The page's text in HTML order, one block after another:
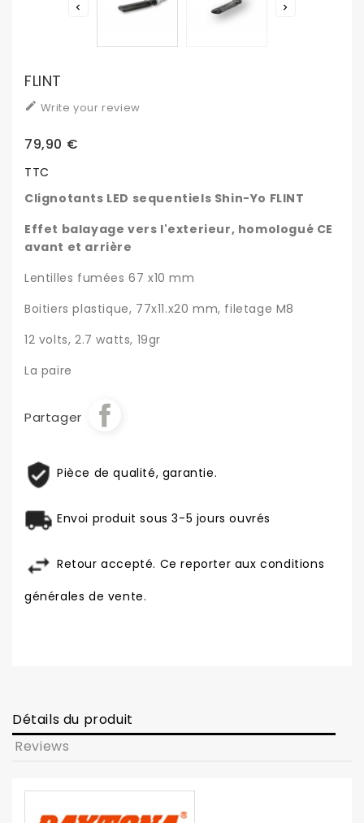
 
FLINT
 Write your review
79,90 €
TTC
Clignotants LED sequentiels Shin-Yo FLINT
Effet balayage vers l'exterieur, homologué CE
avant et arrière
Lentilles fumées 67 x10 mm
Boitiers plastique, 77x11.x20 mm, filetage M8
12 volts, 2.7 watts, 19gr
La paire
Partager
Pièce de qualité, garantie.
Envoi produit sous 3-5 jours ouvrés
Retour accepté. Ce reporter aux conditions
générales de vente.
Détails du produit
Reviews